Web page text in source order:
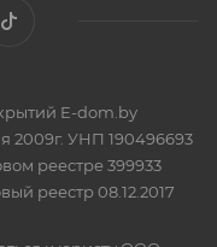
E-dom.by
УНП 190496693
реестре 399933
реестр 08.12.2017